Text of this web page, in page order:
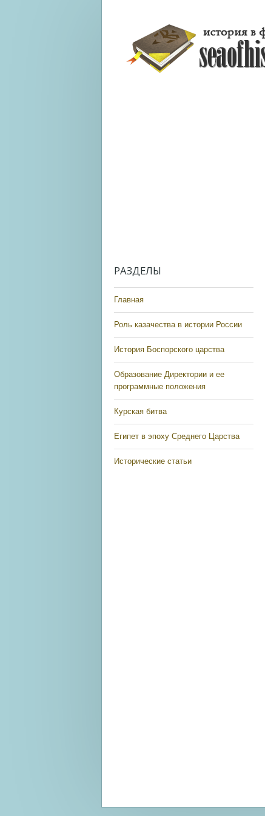
РАЗДЕЛЫ
Главная
Роль казачества в истории России
История Боспорского царства
Образование Директории и ее
программные положения
Курская битва
Египет в эпоху Среднего Царства
Исторические статьи